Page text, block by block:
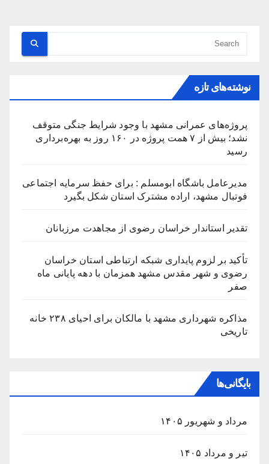
نوشته‌های تازه
پروژه‌های عمرانی مشهد با وجود شرایط جنگی متوقف
نشد؛ بیش از ۷ همت پروژه در ۱۶۰ روز به بهره‌برداری
رسید
مدیرعامل باشگاه ابومسلم : برای حفظ سرمایه اجتماعی
فوتبال مشهد، اراده مشترک استان شکل بگیرد
تقدیر استاندار خراسان رضوی از مجاهدت مرزبانان
تأکید بر لزوم پایداری شبکه ارتباطی استان خراسان
رضوی و شهر مقدس مشهد همزمان با دهه پایانی ماه
صفر
مذاکره شهرداری مشهد با مالکان برای احیای ۲۳۸ خانه
تاریخی
بایگانی‌ها
مرداد و شهریور ۱۴۰۵
تیر و مرداد ۱۴۰۵